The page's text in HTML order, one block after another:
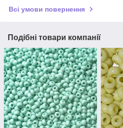
Всі умови повернення
Подібні товари компанії